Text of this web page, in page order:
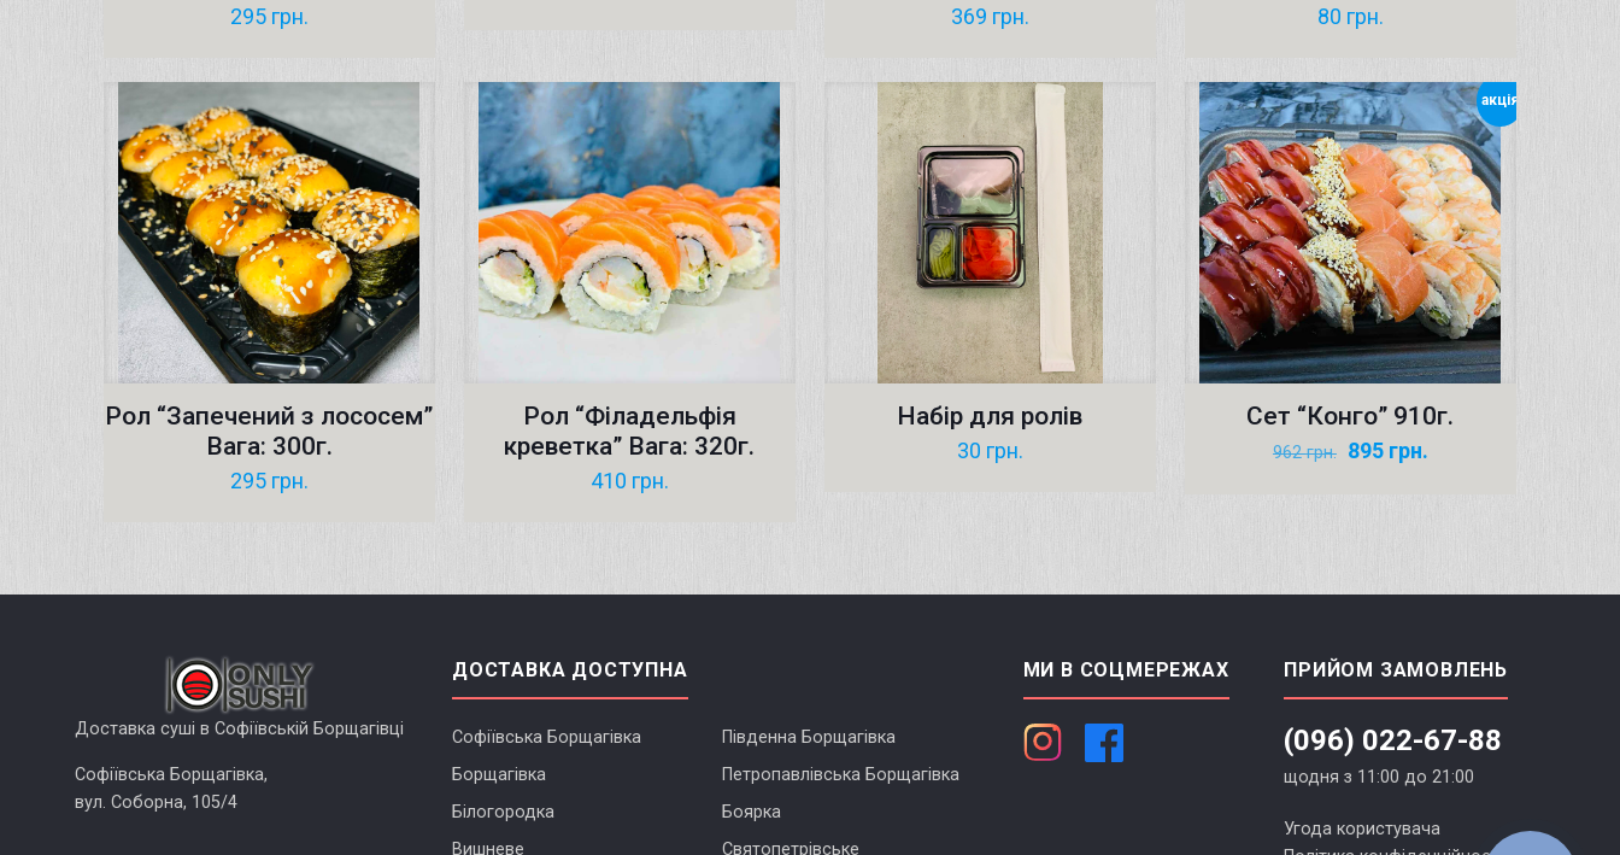
295 грн. 369 грн. 80 грн.
Рол “Запечений з лососем”
Вага: 300г.
295 грн.
Рол “Філадельфія
креветка” Вага: 320г.
410 грн.
Набір для ролів
30 грн.
акція
Сет “Конго” 910г.
962грн. Оригінальна
895 грн.Поточна
Доставка суші в Софіївській Борщагівці
Софіївська Борщагівка,
вул. Соборна, 105/4
ДОСТАВКА ДОСТУПНА
Софіївська Борщагівка
Південна Борщагівка
Борщагівка
Петропавлівська Борщагівка
Білогородка
Боярка
Вишневе
Святопетрівське
МИ В СОЦМЕРЕЖАХ ПРИЙОМ ЗАМОВЛЕНЬ
(096) 022-67-88
щодня з 11:00 до 21:00
Угода користувача